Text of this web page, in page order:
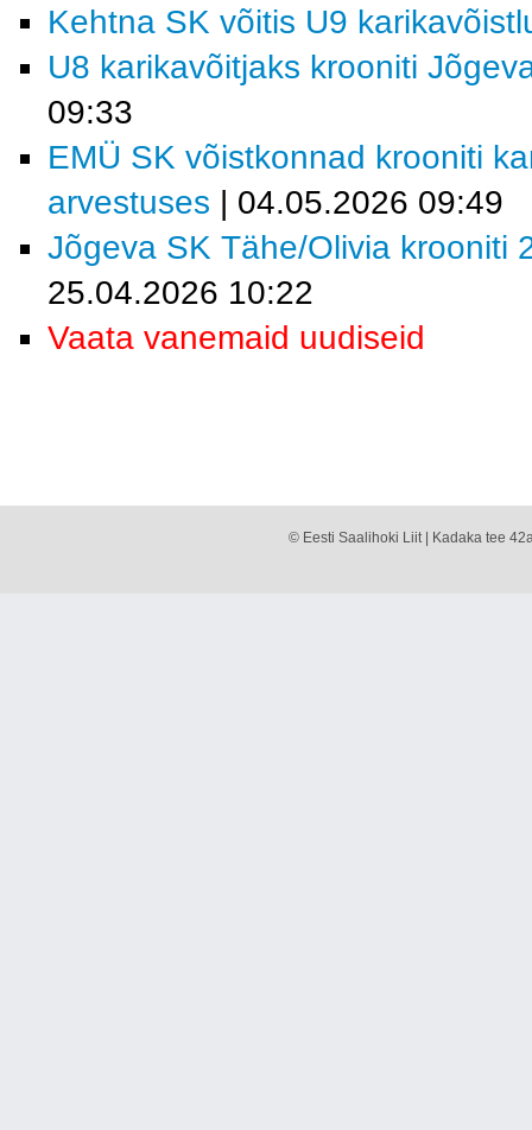
Kehtna SK võitis U9
U8 karikavõitjaks krooniti
09:33
EMÜ SK võistkonnad krooniti
arvestuses | 04.05.2026 09:49
Jõgeva SK Tähe/Olivia krooniti
25.04.2026 10:22
Vaata vanemaid uudiseid
© Eesti Saalihoki Liit | Kadaka tee